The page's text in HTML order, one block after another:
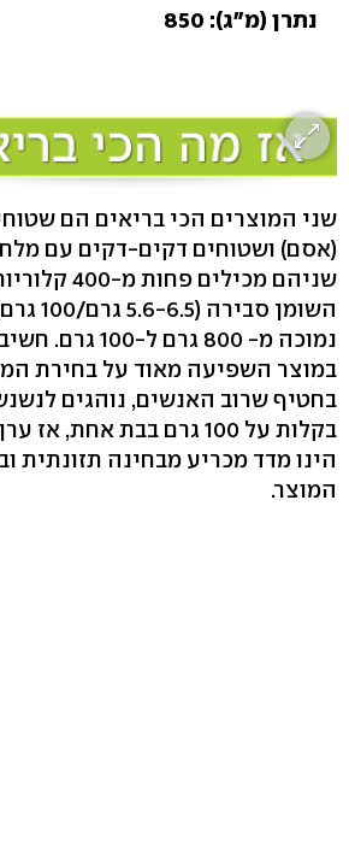
נתרן (מ"ג): 850
שני המוצרים הכי בריאים הם
(אסם) ושטוחים דקים-דקים עם מלח
השומן
נמוכה מ- 800 גרם
במוצר השפיעה מאוד על בחירת
בחטיף שרוב האנשים, נוהגים
בקלות על 100 גרם בבת אחת,
הינו מדד מכריע מבחינה תזונתית
המוצר.